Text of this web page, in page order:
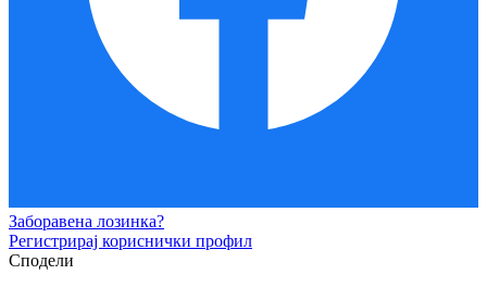
Заборавена лозинка?
Регистрирај кориснички профил
Сподели